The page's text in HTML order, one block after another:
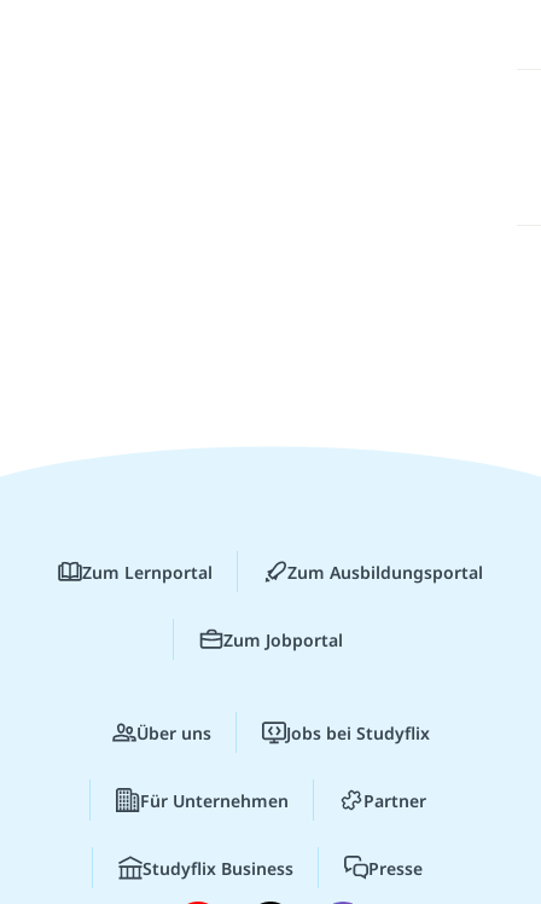
Zum Lernportal Zum Ausbildungsportal
Zum Jobportal
Über uns Jobs bei Studyflix
Für Unternehmen Partner
Studyflix Business Presse